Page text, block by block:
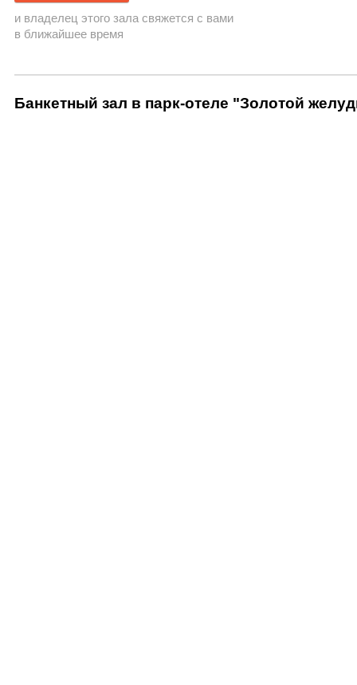
и владелец этого зала свяжется с вами
в ближайшее время
Банкетный зал в парк-отеле "Золотой